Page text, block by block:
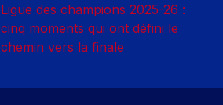
Ligue des champions 2025-26 :
cinq moments qui ont défini le
chemin vers la finale